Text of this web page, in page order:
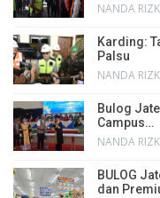
Karding:
Palsu
Bulog
Campus…
BULOG
dan